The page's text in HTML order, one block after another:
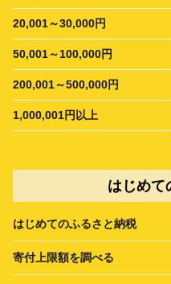
20,001～30,000円
50,001～100,000円
200,001～500,000円
1,000,001円以上
はじめて
はじめてのふるさと納税
寄付上限額を調べる